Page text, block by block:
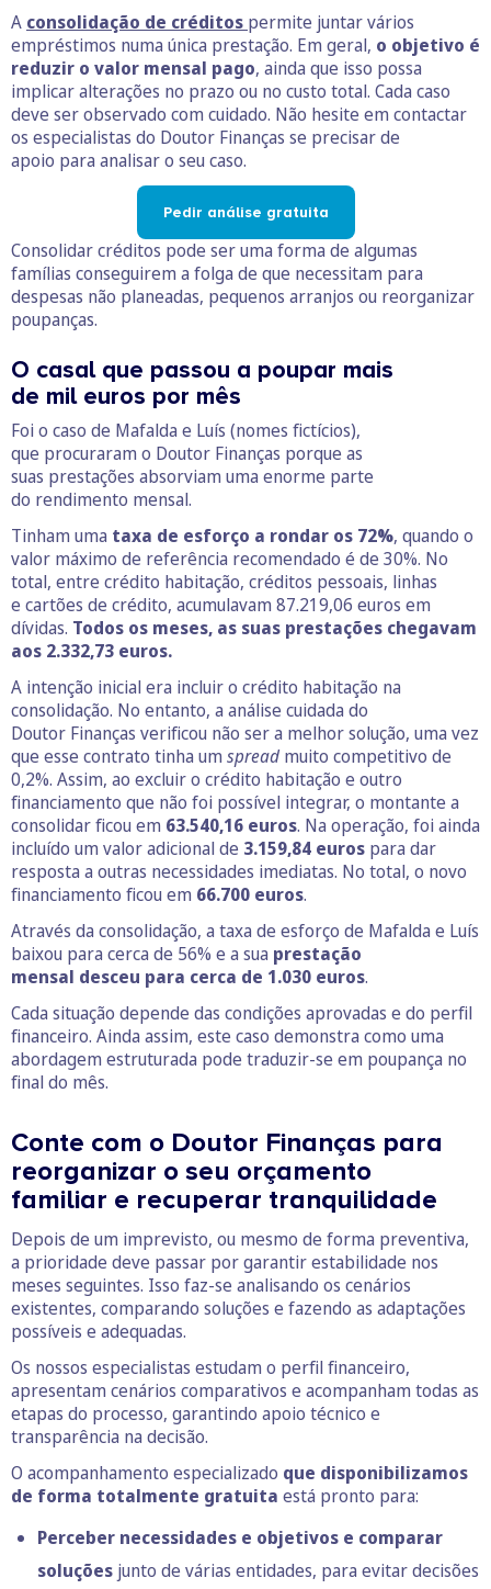
A consolidação de créditos permite juntar vários
empréstimos numa única prestação. Em geral, o objetivo é
reduzir o valor mensal pago, ainda que isso possa
implicar alterações no prazo ou no custo total. Cada caso
deve ser observado com cuidado. Não hesite em contactar
os especialistas do Doutor Finanças se precisar de
apoio para analisar o seu caso.
Pedir análise gratuita
Consolidar créditos pode ser uma forma de algumas
famílias conseguirem a folga de que necessitam para
despesas não planeadas, pequenos arranjos ou reorganizar
poupanças.
O casal que passou a poupar mais
de mil euros por mês
Foi o caso de Mafalda e Luís (nomes fictícios),
que procuraram o Doutor Finanças porque as
suas prestações absorviam uma enorme parte
do rendimento mensal.
Tinham uma taxa de esforço a rondar os 72%, quando o
valor máximo de referência recomendado é de 30%. No
total, entre crédito habitação, créditos pessoais, linhas
e cartões de crédito, acumulavam 87.219,06 euros em
dívidas. Todos os meses, as suas prestações chegavam
aos 2.332,73 euros.
A intenção inicial era incluir o crédito habitação na
consolidação. No entanto, a análise cuidada do
Doutor Finanças verificou não ser a melhor solução, uma vez
que esse contrato tinha um spread muito competitivo de
0,2%. Assim, ao excluir o crédito habitação e outro
financiamento que não foi possível integrar, o montante a
consolidar ficou em 63.540,16 euros. Na operação, foi ainda
incluído um valor adicional de 3.159,84 euros para dar
resposta a outras necessidades imediatas. No total, o novo
financiamento ficou em 66.700 euros.
Através da consolidação, a taxa de esforço de Mafalda e Luís
baixou para cerca de 56% e a sua prestação
mensal desceu para cerca de 1.030 euros.
Cada situação depende das condições aprovadas e do perfil
financeiro. Ainda assim, este caso demonstra como uma
abordagem estruturada pode traduzir-se em poupança no
final do mês.
Conte com o Doutor Finanças para
reorganizar o seu orçamento
familiar e recuperar tranquilidade
Depois de um imprevisto, ou mesmo de forma preventiva,
a prioridade deve passar por garantir estabilidade nos
meses seguintes. Isso faz-se analisando os cenários
existentes, comparando soluções e fazendo as adaptações
possíveis e adequadas.
Os nossos especialistas estudam o perfil financeiro,
apresentam cenários comparativos e acompanham todas as
etapas do processo, garantindo apoio técnico e
transparência na decisão.
O acompanhamento especializado que disponibilizamos
de forma totalmente gratuita está pronto para:
Perceber necessidades e objetivos e comparar
soluções junto de várias entidades, para evitar decisões